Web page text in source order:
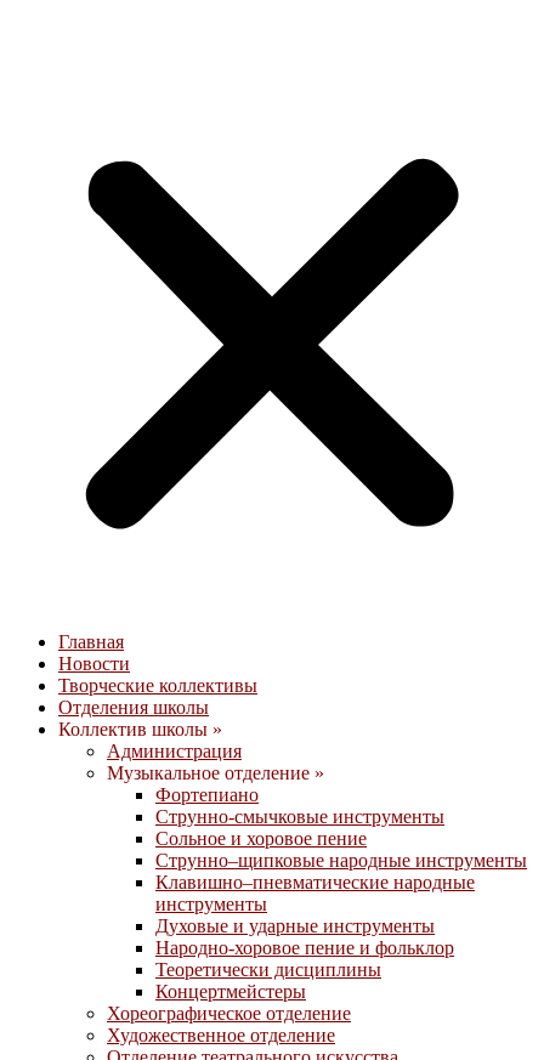
Главная
Новости
Творческие коллективы
Отделения школы
Коллектив школы »
Администрация
Музыкальное отделение »
Фортепиано
Струнно-смычковые инструменты
Сольное и хоровое пение
Струнно–щипковые народные инструменты
Клавишно–пневматические народные
инструменты
Духовые и ударные инструменты
Народно-хоровое пение и фольклор
Теоретически дисциплины
Концертмейстеры
Хореографическое отделение
Художественное отделение